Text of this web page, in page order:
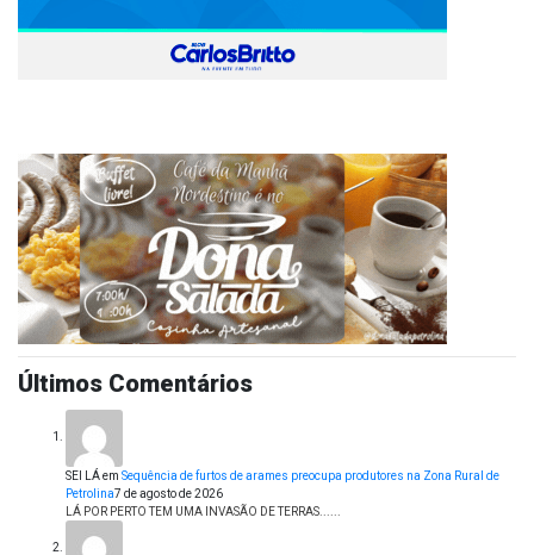
Últimos Comentários
SEI LÁem Sequência de furtos de arames preocupa produtores na Zona Rural de
Petrolina7 de agosto de 2026
LÁ POR PERTO TEM UMA INVASÃO DE TERRAS......